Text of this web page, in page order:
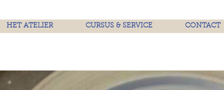
HET ATELIER CURSUS & SERVICE CONTACT